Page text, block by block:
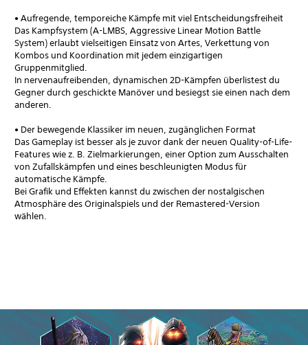
• Aufregende, temporeiche Kämpfe mit viel Entscheidungsfreiheit
Das Kampfsystem (A-LMBS, Aggressive Linear Motion Battle
System) erlaubt vielseitigen Einsatz von Artes, Verkettung von
Kombos und Koordination mit jedem einzigartigen
Gruppenmitglied.
In nervenaufreibenden, dynamischen 2D-Kämpfen überlistest du
Gegner durch geschickte Manöver und besiegst sie einen nach dem
anderen.
• Der bewegende Klassiker im neuen, zugänglichen Format
Das Gameplay ist besser als je zuvor dank der neuen Quality-of-Life-
Features wie z. B. Zielmarkierungen, einer Option zum Ausschalten
von Zufallskämpfen und eines beschleunigten Modus für
automatische Kämpfe.
Bei Grafik und Effekten kannst du zwischen der nostalgischen
Atmosphäre des Originalspiels und der Remastered-Version
wählen.